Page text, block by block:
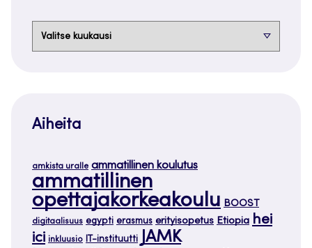
Aiheita
amkista uralle ammatillinen koulutus
ammatillinen
opettajakorkeakoulu BOOST
digitaalisuus egypti erasmus erityisopetus Etiopia hei
ici inkluusio IT-instituutti JAMK